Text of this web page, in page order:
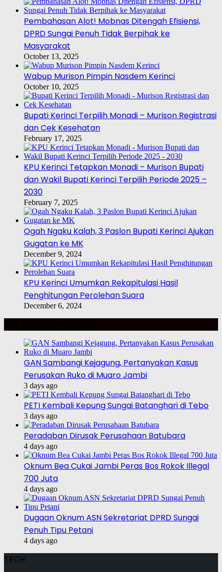
Pembahasan Alot! Mobnas Ditengah Efisiensi,
DPRD Sungai Penuh Tidak Berpihak ke
Masyarakat
October 13, 2025
Wabup Murison Pimpin Nasdem Kerinci
October 10, 2025
Bupati Kerinci Terpilih Monadi – Murison Registrasi
dan Cek Kesehatan
February 17, 2025
KPU Kerinci Tetapkan Monadi – Murison Bupati
dan Wakil Bupati Kerinci Terpilih Periode 2025 –
2030
February 7, 2025
Ogah Ngaku Kalah, 3 Paslon Bupati Kerinci Ajukan
Gugatan ke MK
December 9, 2024
KPU Kerinci Umumkan Rekapitulasi Hasil
Penghitungan Perolehan Suara
December 6, 2024
GAN Sambangi Kejagung, Pertanyakan Kasus
Perusakan Ruko di Muaro Jambi
3 days ago
PETI Kembali Kepung Sungai Batanghari di Tebo
3 days ago
Peradaban Dirusak Perusahaan Batubara
4 days ago
Oknum Bea Cukai Jambi Peras Bos Rokok Illegal
700 Juta
4 days ago
Dugaan Oknum ASN Sekretariat DPRD Sungai
Penuh Tipu Petani
4 days ago
TECH